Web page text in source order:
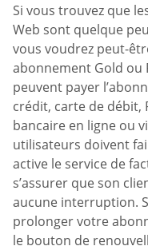
Si vous trouvez que
Web sont quelque
vous voudrez peut-
abonnement Gold ou
peuvent payer
crédit, carte de débit,
bancaire en ligne ou
utilisateurs doivent
active le service de
s’assurer que son
aucune interruption.
prolonger votre
le bouton de